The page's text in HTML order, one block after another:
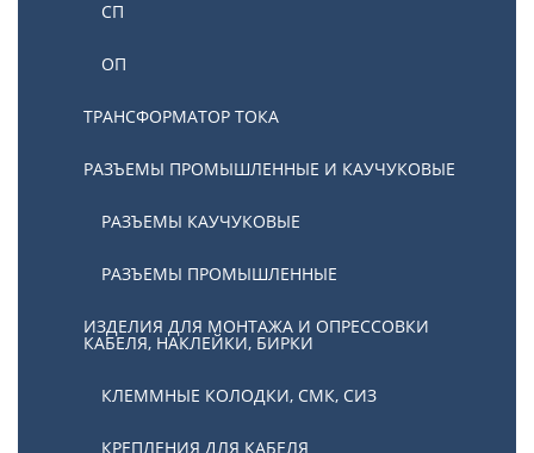
СП
ОП
ТРАНСФОРМАТОР ТОКА
РАЗЪЕМЫ ПРОМЫШЛЕННЫЕ И КАУЧУКОВЫЕ
РАЗЪЕМЫ КАУЧУКОВЫЕ
РАЗЪЕМЫ ПРОМЫШЛЕННЫЕ
ИЗДЕЛИЯ ДЛЯ МОНТАЖА И ОПРЕССОВКИ
КАБЕЛЯ, НАКЛЕЙКИ, БИРКИ
КЛЕММНЫЕ КОЛОДКИ, СМК, СИЗ
КРЕПЛЕНИЯ ДЛЯ КАБЕЛЯ